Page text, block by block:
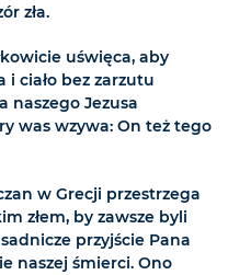
zła.
uświęca, aby
i ciało bez zarzutu
naszego Jezusa
was wzywa: On też tego
w Grecji przestrzega
złem, by zawsze byli
przyjście Pana
naszej śmierci. Ono